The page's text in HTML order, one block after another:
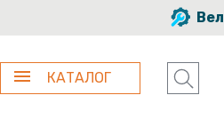
КАТАЛОГ